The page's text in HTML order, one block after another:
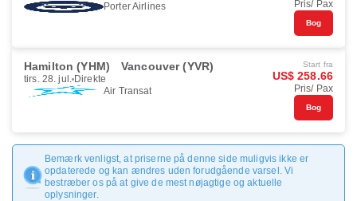
Porter Airlines
Pris/ Pax
Bog
Hamilton (YHM) Vancouver (YVR)
tirs. 28. jul. Direkte
Air Transat
Start fra
US$ 258.66
Pris/ Pax
Bog
Bemærk venligst, at priserne på denne side muligvis ikke er
opdaterede og kan ændres uden forudgående varsel. Vi
bestræber os på at give de mest nøjagtige og aktuelle
oplysninger.